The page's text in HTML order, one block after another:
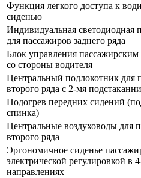
Функция легкого доступа к
сиденью
Индивидуальная светодиодная
для пассажиров заднего ряда
Блок управления пассажирским
со стороны водителя
Центральный подлокотник для
второго ряда с 2-мя
Подогрев передних сидений
спинка)
Центральные воздуховоды для
второго ряда
Эргономичное сиденье
электрической регулировкой в
направлениях